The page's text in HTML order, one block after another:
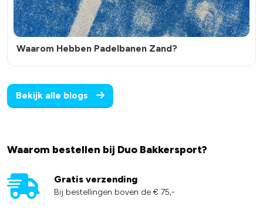
Waarom Hebben Padelbanen Zand?
Bekijk alle blogs
Waarom bestellen bij Duo Bakkersport?
Gratis verzending
Bij bestellingen boven de € 75,-